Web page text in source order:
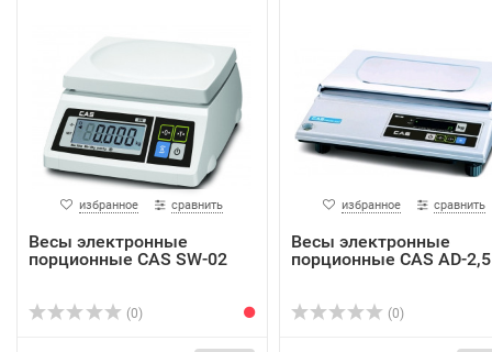
избранное сравнить
Весы электронные
порционные CAS SW-02
(0)
избранное сравнить
Весы электронные
порционные CAS AD-2,5
(0)